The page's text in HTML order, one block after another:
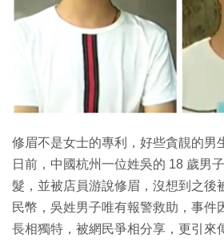
特集
修眉不是女士的專利，好些貪靚的男
日前，中國杭州一位姓吳的 18 歲男
髮，並被店員游說修眉，沒想到之後
民幣，吳姓男子唯有報警救助，事件
長相獨特，被網民爭相分享，更引來